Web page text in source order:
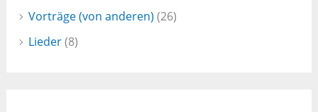
Vorträge (von anderen) (26)
Lieder(8)